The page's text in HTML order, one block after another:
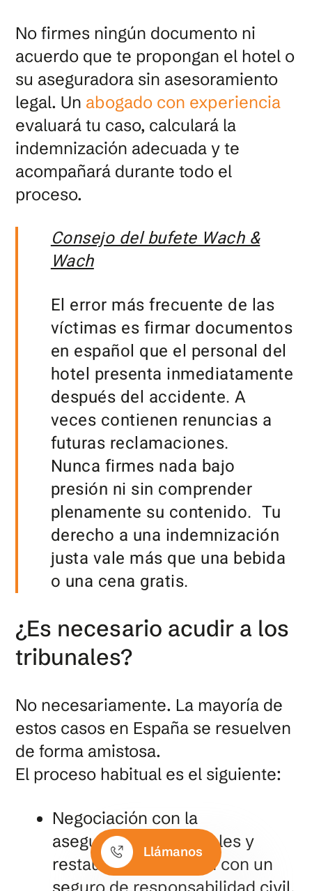
No firmes ningún documento ni
acuerdo que te propongan el hotel o
su aseguradora sin asesoramiento
legal. Un abogado con experiencia
evaluará tu caso, calculará la
indemnización adecuada y te
acompañará durante todo el
proceso.
Consejo del bufete Wach &
Wach
El error más frecuente de las
víctimas es firmar documentos
en español que el personal del
hotel presenta inmediatamente
después del accidente. A
veces contienen renuncias a
futuras reclamaciones.
Nunca firmes nada bajo
presión ni sin comprender
plenamente su contenido. Tu
derecho a una indemnización
justa vale más que una bebida
o una cena gratis.
¿Es necesario acudir a los
tribunales?
No necesariamente. La mayoría de
estos casos en España se resuelven
de forma amistosa.
El proceso habitual es el siguiente:
Negociación con la
aseguradora: los hoteles y
restaurantes cuentan con un
Llámanos